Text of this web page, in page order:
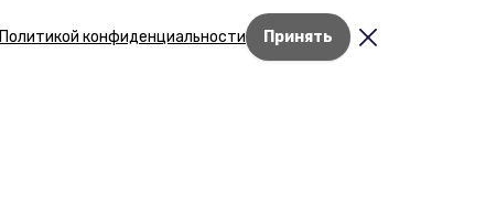
Политикой конфиденциальности Принять